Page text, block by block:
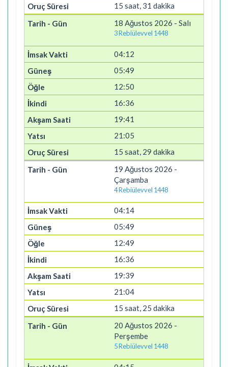
15 saat, 31 dakika
18 Ağustos 2026 - Salı
3 Rebiülevvel 1448
04:12
05:49
12:50
16:36
19:41
21:05
15 saat, 29 dakika
19 Ağustos 2026 -
Çarşamba
4 Rebiülevvel 1448
04:14
05:49
12:49
16:36
19:39
21:04
15 saat, 25 dakika
20 Ağustos 2026 -
Perşembe
5 Rebiülevvel 1448